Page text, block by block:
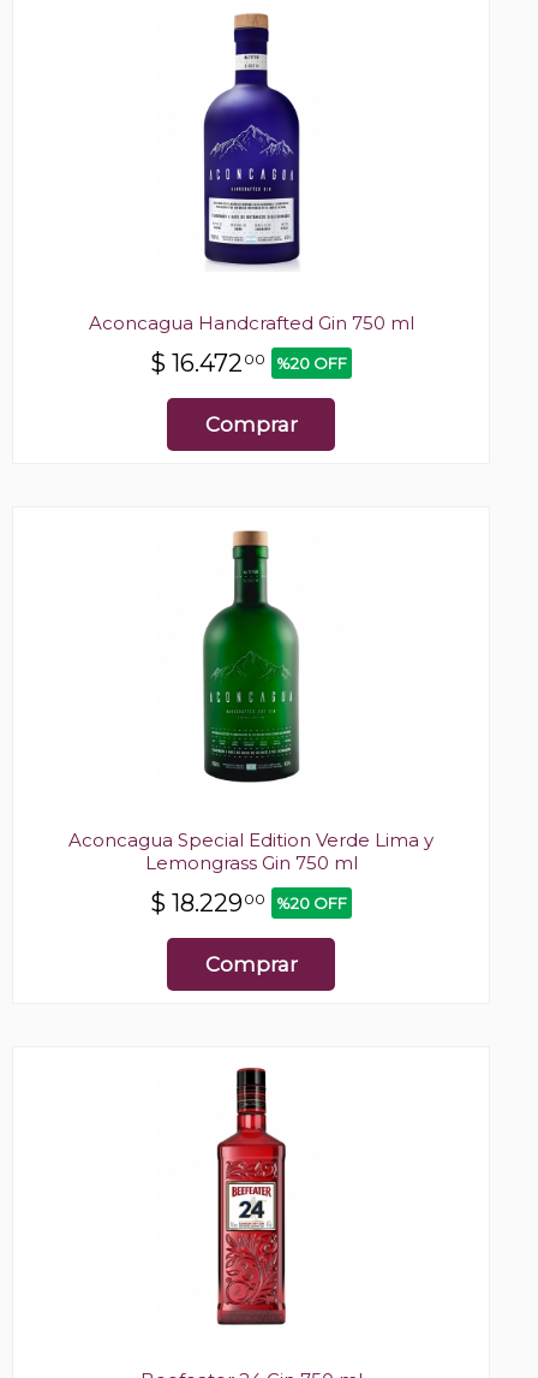
Aconcagua Handcrafted Gin 750 ml
$ 16.472 00 %20 OFF
Comprar
Aconcagua Special Edition Verde Lima y
Lemongrass Gin 750 ml
$ 18.22900 %20 OFF
Comprar